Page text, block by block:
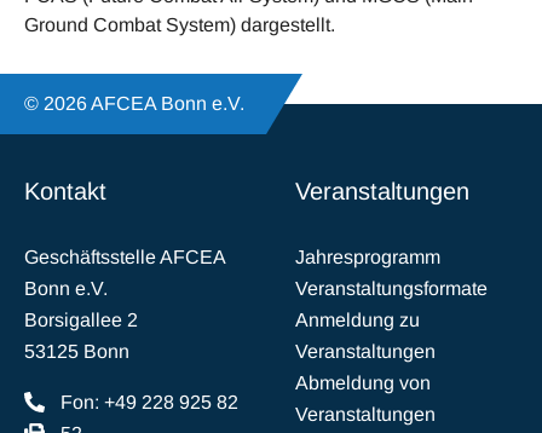
Ground Combat System) dargestellt.
© 2026 AFCEA Bonn e.V.
Kontakt
Geschäftsstelle AFCEA
Bonn e.V.
Borsigallee 2
53125 Bonn
Fon: +49 228 925 82
Veranstaltungen
Jahresprogramm
Veranstaltungsformate
Anmeldung zu
Veranstaltungen
Abmeldung von
Veranstaltungen